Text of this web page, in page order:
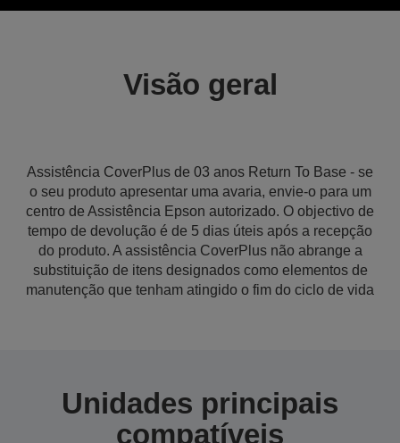
Visão geral
Assistência CoverPlus de 03 anos Return To Base - se
o seu produto apresentar uma avaria, envie-o para um
centro de Assistência Epson autorizado. O objectivo de
tempo de devolução é de 5 dias úteis após a recepção
do produto. A assistência CoverPlus não abrange a
substituição de itens designados como elementos de
manutenção que tenham atingido o fim do ciclo de vida
Unidades principais
compatíveis